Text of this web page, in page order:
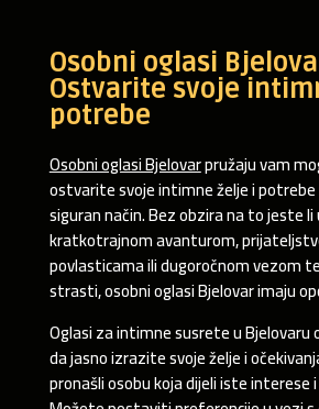
Osobni oglasi
Ostvarite svoje
potrebe
Osobni oglasi Bjelovarpružaju vam
ostvarite svoje intimne želje i
siguran način. Bez obzira na to jeste
kratkotrajnom avanturom,
povlasticama ili dugoročnom vezom
strasti, osobni oglasi Bjelovar imaju
Oglasi za intimne susrete u Bjelovaru
da jasno izrazite svoje želje i
pronašli osobu koja dijeli iste interese